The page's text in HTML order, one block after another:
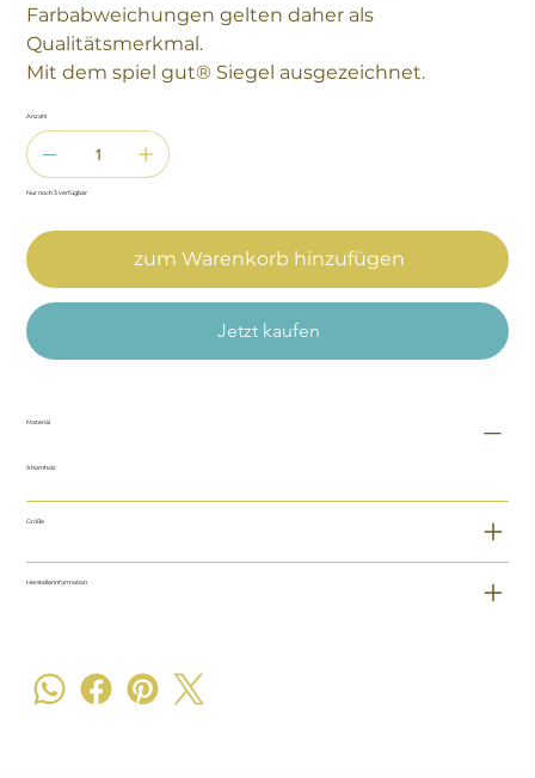
Farbabweichungen gelten daher als
Qualitätsmerkmal.
Mit dem spiel gut® Siegel ausgezeichnet.
Anzahl
Nur noch 3 verfügbar
zum Warenkorb hinzufügen
Jetzt kaufen
Material
Ahornholz
Größe
Herstellerinformation